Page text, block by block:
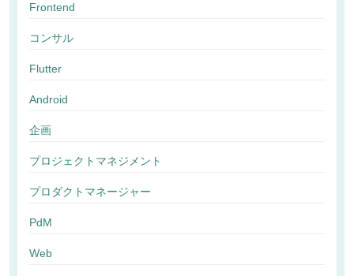
Frontend
コンサル
Flutter
Android
企画
プロジェクトマネジメント
プロダクトマネージャー
PdM
Web